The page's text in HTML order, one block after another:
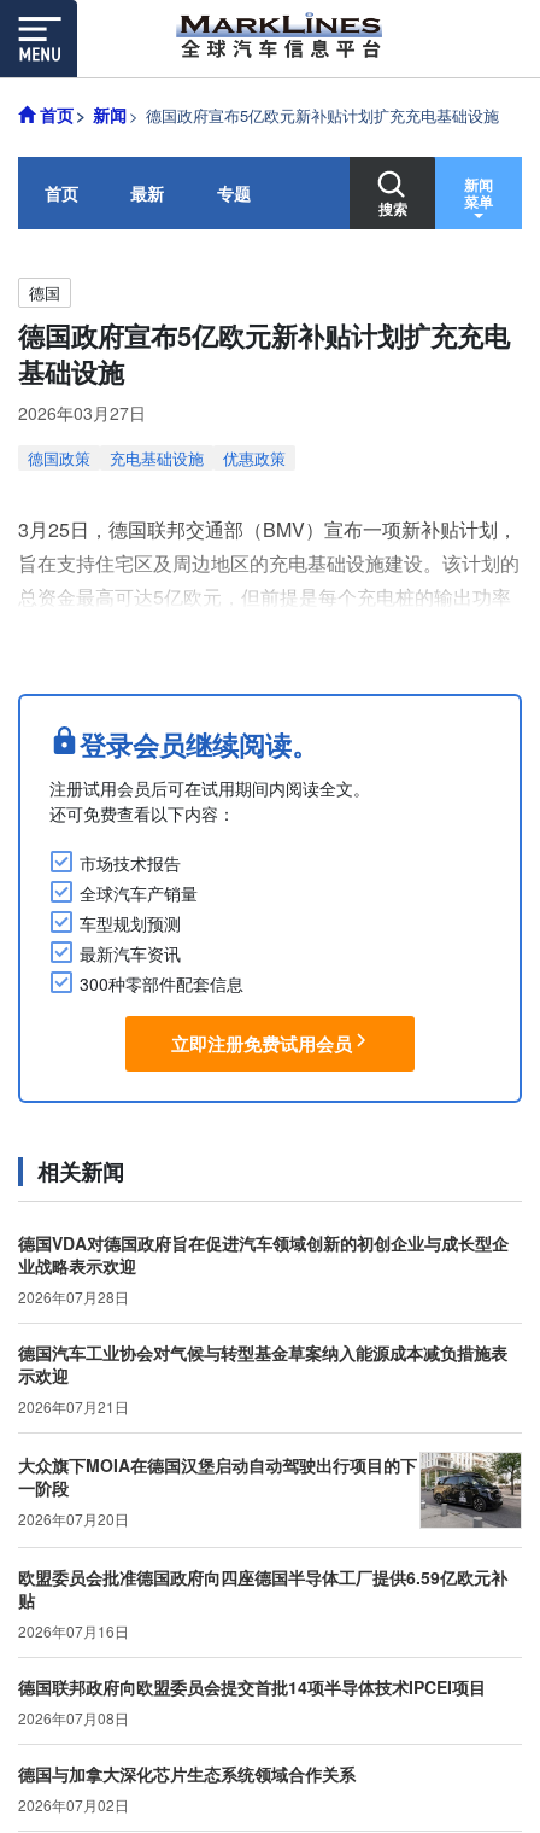
首页 新闻 德国政府宣布5亿欧元新补贴计划扩充充电基础设施
首页 最新 专题
搜索
新闻
菜单
德国
德国政府宣布5亿欧元新补贴计划扩充充电
基础设施
2026年03月27日
德国政策 充电基础设施 优惠政策
3月25日，德国联邦交通部（BMV）宣布一项新补贴计划，
旨在支持住宅区及周边地区的充电基础设施建设。该计划的
总资金最高可达5亿欧元，但前提是每个充电桩的输出功率
德国联邦交通部特别关注指定路边停车区域以外的900万个
停车位。补贴将用于购买和安装私人充电基础设施，包括电
网连接和必要的建设工程。
每个充电停车位的补贴金额如下：
登录会员继续阅读。
注册试用会员后可在试用期间内阅读全文。
还可免费查看以下内容：
市场技术报告
全球汽车产销量
车型规划预测
最新汽车资讯
300种零部件配套信息
立即注册免费试用会员
相关新闻
德国VDA对德国政府旨在促进汽车领域创新的初创企业与成长型企
业战略表示欢迎
2026年07月28日
德国汽车工业协会对气候与转型基金草案纳入能源成本减负措施表
示欢迎
2026年07月21日
大众旗下MOIA在德国汉堡启动自动驾驶出行项目的下
一阶段
2026年07月20日
欧盟委员会批准德国政府向四座德国半导体工厂提供6.59亿欧元补
贴
2026年07月16日
德国联邦政府向欧盟委员会提交首批14项半导体技术IPCEI项目
2026年07月08日
德国与加拿大深化芯片生态系统领域合作关系
2026年07月02日